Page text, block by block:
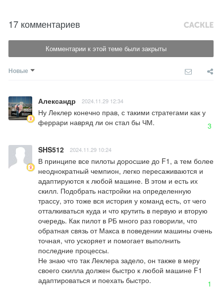
17 комментариев
Комментарии к этой теме были закрыты
Новые
Александр 2024.11.29 12:34
Ну Леклер конечно прав, с такими стратегами как у
феррари навряд ли он стал бы ЧМ.
3
SHS512 2024.11.29 10:24
В принципе все пилоты доросшие до F1, а тем более
неоднократный чемпион, легко пересаживаются и
адаптируются к любой машине. В этом и есть их
скилл. Подобрать настройки на определенную
трассу, это тоже вся история у команд есть, от чего
отталкиваться куда и что крутить в первую и вторую
очередь. Как пилот в РБ много раз говорили, что
обратная связь от Макса в поведении машины очень
точная, что ускоряет и помогает выполнить
последние процессы.
Не знаю что так Леклера задело, он также в меру
своего скилла должен быстро к любой машине F1
адаптироваться и поехать быстро.
1